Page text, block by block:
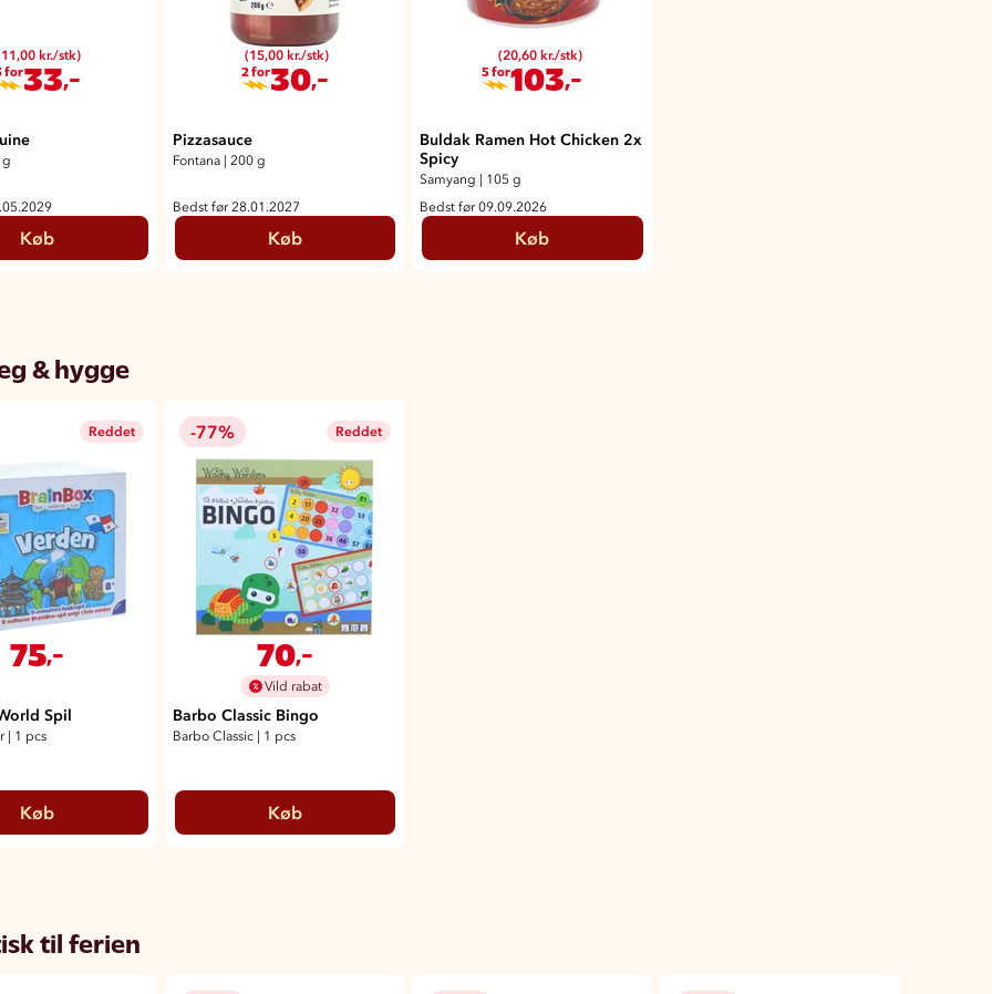
kr./stk)
for33,-
g
Køb
(15,00 kr./stk)
2 for30,-
Pizzasauce
Fontana 200 g
Bedst før 28.01.2027
Køb
(20,60 kr./stk)
5 for103,-
Buldak Ramen Hot Chicken 2x
Spicy
Samyang
105 g
Bedst før 09.09.2026
Køb
& hygge
Reddet
75,-
Spil
| 1 pcs
Køb
-77% Reddet
70,-
Vild rabat
Barbo Classic Bingo
Barbo Classic | 1 pcs
Køb
til ferien